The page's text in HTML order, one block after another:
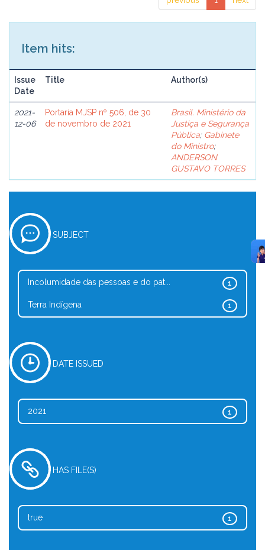
Item hits:
Issue
Date
Title Author(s)
2021-
12-06
Portaria MJSP nº 506, de 30
de novembro de 2021
Brasil. Ministério da
Justiça e Segurança
Pública; Gabinete
do Ministro;
ANDERSON
GUSTAVO TORRES
SUBJECT
1
Incolumidade das pessoas e do pat...
1
Terra Indígena
DATE ISSUED
1
2021
HAS FILE(S)
1
true